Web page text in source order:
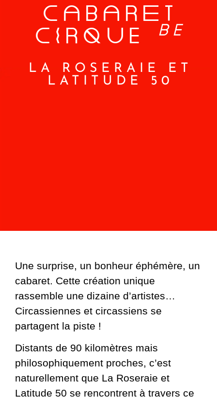
CaBaReT
CiRQUE
BE
LA ROSERAIE ET
LATITUDE 50
Une surprise, un bonheur éphémère, un
cabaret. Cette création unique
rassemble une dizaine d’artistes…
Circassiennes et circassiens se
partagent la piste !
Distants de 90 kilomètres mais
philosophiquement proches, c’est
naturellement que La Roseraie et
Latitude 50 se rencontrent à travers ce